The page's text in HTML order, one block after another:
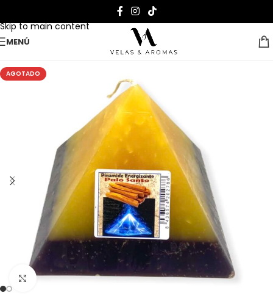
Skip to main content
MENÚ
AGOTADO
Clic para ampliar